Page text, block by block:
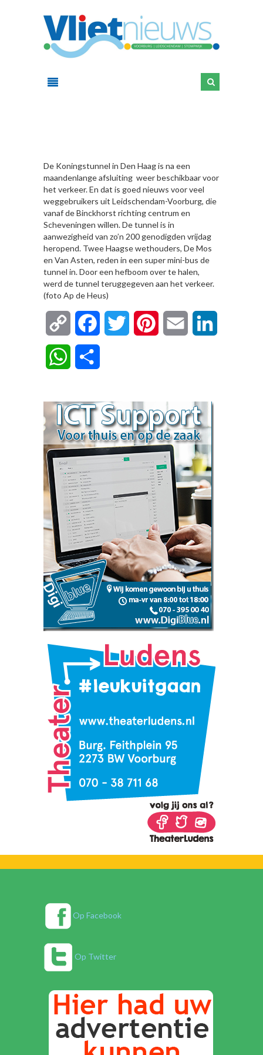
De Koningstunnel in Den Haag is na een
maandenlange afsluiting weer beschikbaar voor
het verkeer. En dat is goed nieuws voor veel
weggebruikers uit Leidschendam-Voorburg, die
vanaf de Binckhorst richting centrum en
Scheveningen willen. De tunnel is in
aanwezigheid van zo’n 200 genodigden vrijdag
heropend. Twee Haagse wethouders, De Mos
en Van Asten, reden in een super mini-bus de
tunnel in. Door een hefboom over te halen,
werd de tunnel teruggegeven aan het verkeer.
(foto Ap de Heus)
Copy
Link
FacebookTwitter Pinterest Email
WhatsApp
Op Facebook
Op Twitter